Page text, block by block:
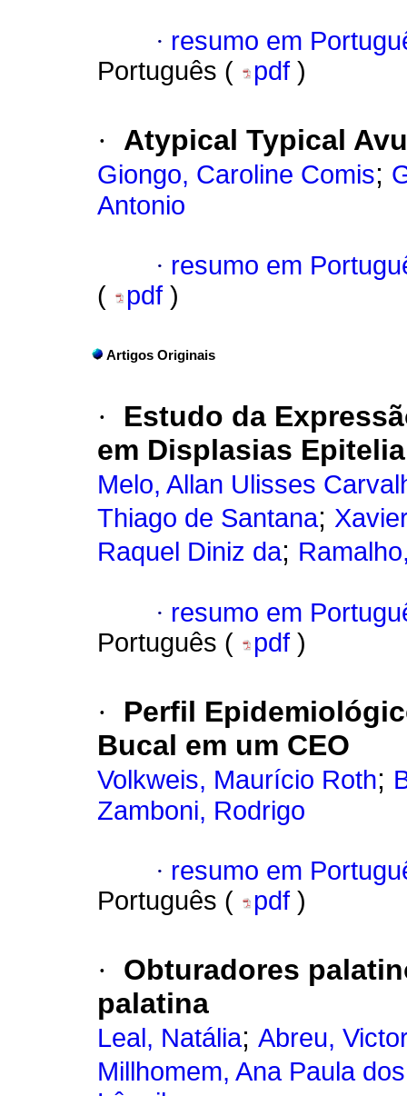
· resumo em
Português (
pdf )
· Atypical Typical
Giongo, Caroline Comis;
Antonio
· resumo em
(
pdf )
Artigos Originais
·
Estudo da
em Displasias
Melo, Allan Ulisses
Thiago de Santana;
Raquel Diniz da;
· resumo em
Português (
pdf )
·
Perfil
Bucal em um CEO
Volkweis, Maurício Roth;
Zamboni, Rodrigo
· resumo em
Português (
pdf )
·
Obturadores
palatina
Leal, Natália; Abreu,
Millhomem, Ana Paula